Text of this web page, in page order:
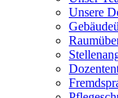
Unsere